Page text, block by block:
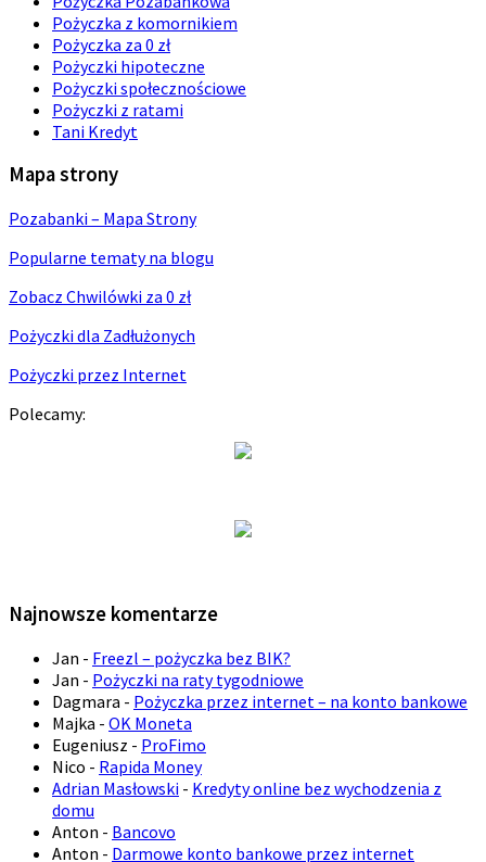
Pożyczka z komornikiem
Pożyczka za 0 zł
Pożyczki hipoteczne
Pożyczki społecznościowe
Pożyczki z ratami
Tani Kredyt
Mapa strony
Pozabanki – Mapa Strony
Popularne tematy na blogu
Zobacz Chwilówki za 0 zł
Pożyczki dla Zadłużonych
Pożyczki przez Internet
Polecamy:
Najnowsze komentarze
Jan - Freezl – pożyczka bez BIK?
Jan - Pożyczki na raty tygodniowe
Dagmara - Pożyczka przez internet – na konto bankowe
Majka - OK Moneta
Eugeniusz - ProFimo
Nico - Rapida Money
Adrian Masłowski - Kredyty online bez wychodzenia z
domu
Anton - Bancovo
Anton - Darmowe konto bankowe przez internet